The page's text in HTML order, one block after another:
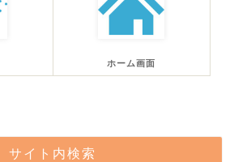
ホーム画面
サイト内検索